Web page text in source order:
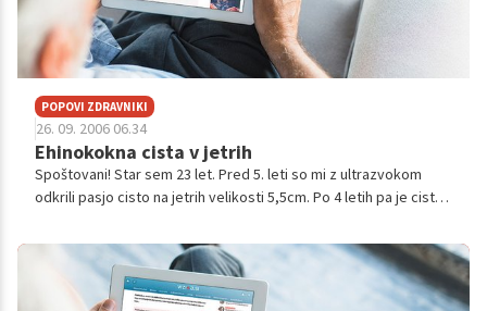
POPOVI ZDRAVNIKI
26. 09. 2006 06.34
Ehinokokna cista v jetrih
Spoštovani! Star sem 23 let. Pred 5. leti so mi z ultrazvokom
odkrili pasjo cisto na jetrih velikosti 5,5cm. Po 4 letih pa je cista
potrebn...